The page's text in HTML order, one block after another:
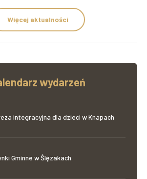
Więcej aktualności
wydarzeń
integracyjna dla dzieci w Knapach
Gminne w Ślęzakach